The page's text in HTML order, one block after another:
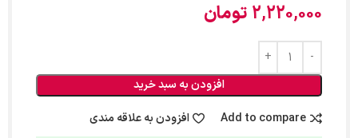
2,220,000 تومان
افزودن به سبد خرید
Add to compare
افزودن به علاقه مندی